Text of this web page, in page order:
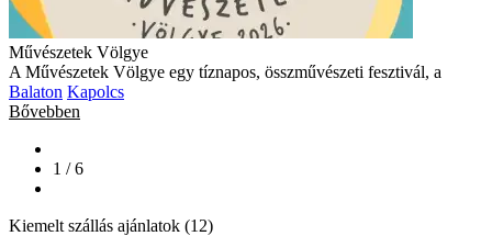
Művészetek Völgye
A Művészetek Völgye egy tíznapos, összművészeti fesztivál, a
Balaton Kapolcs
Bővebben
1 / 6
Kiemelt szállás ajánlatok (12)